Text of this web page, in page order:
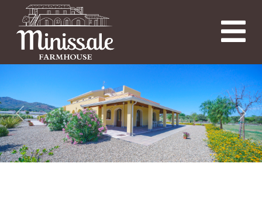
Previous